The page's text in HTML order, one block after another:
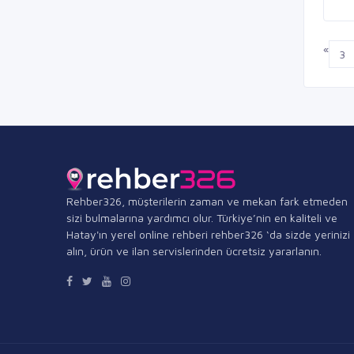
« 3
Rehber326, müşterilerin zaman ve mekan fark etmeden
sizi bulmalarına yardımcı olur. Türkiye’nin en kaliteli ve
Hatay'ın yerel online rehberi rehber326 ‘da sizde yerinizi
alın, ürün ve ilan servislerinden ücretsiz yararlanın.